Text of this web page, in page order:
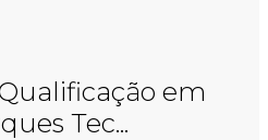
em
Tec...